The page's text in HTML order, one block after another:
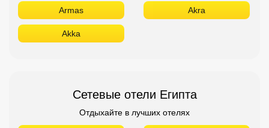
Armas Akra
Akka
Сетевые отели Египта
Отдыхайте в лучших отелях